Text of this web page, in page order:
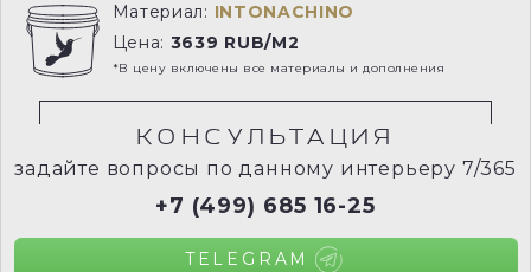
Материал: INTONACHINO
Цена: 3639 RUB/M2
*В цену включены все материалы и дополнения
КОНСУЛЬТАЦИЯ
задайте вопросы по данному интерьеру 7/365
+7 (499) 685 16-25
TELEGRAM